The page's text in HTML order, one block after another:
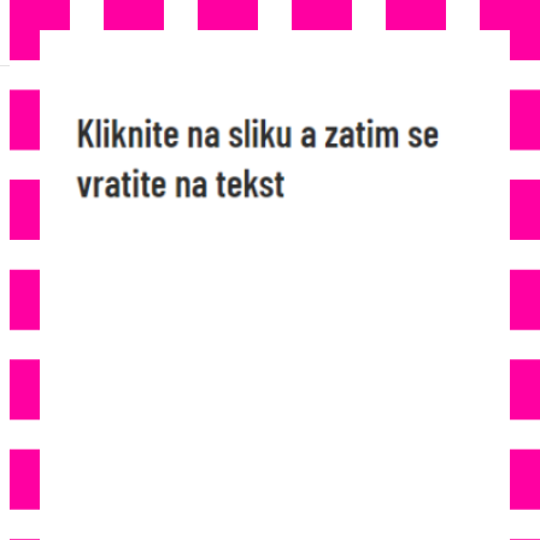
STRAŠNA NESREĆA U KOJOJ
JE P0GINU0 SUVOZAČ: 22-